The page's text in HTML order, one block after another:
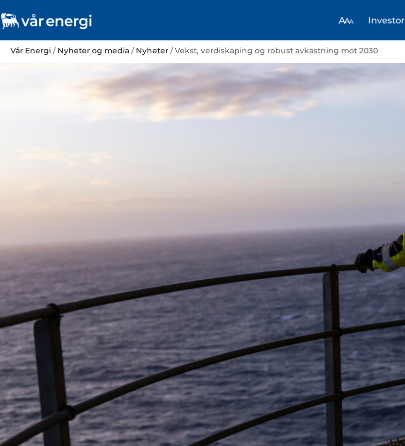
Investor
Vår Energi / Nyheter og media / Nyheter/ Vekst, verdiskaping og robust avkastning mot 2030